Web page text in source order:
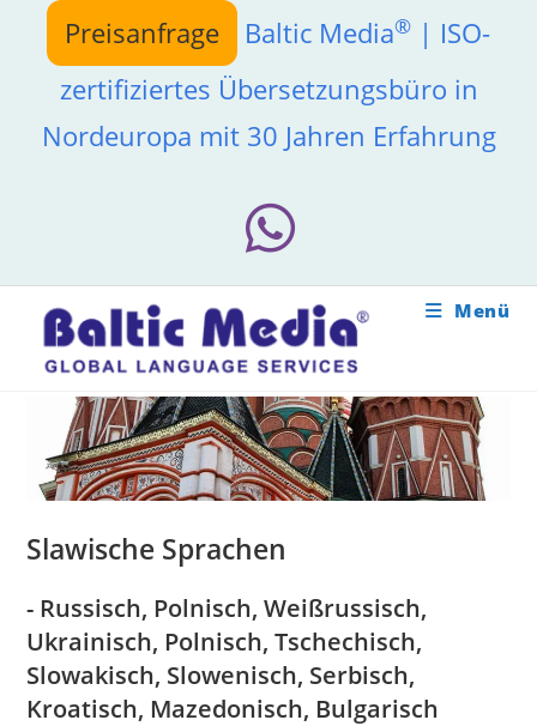
springen
Preisanfrage Baltic Media® | ISO-
zertifiziertes Übersetzungsbüro in
Nordeuropa mit 30 Jahren Erfahrung
Menü
Slawische Sprachen
- Russisch, Polnisch, Weißrussisch,
Ukrainisch, Polnisch, Tschechisch,
Slowakisch, Slowenisch, Serbisch,
Kroatisch, Mazedonisch, Bulgarisch